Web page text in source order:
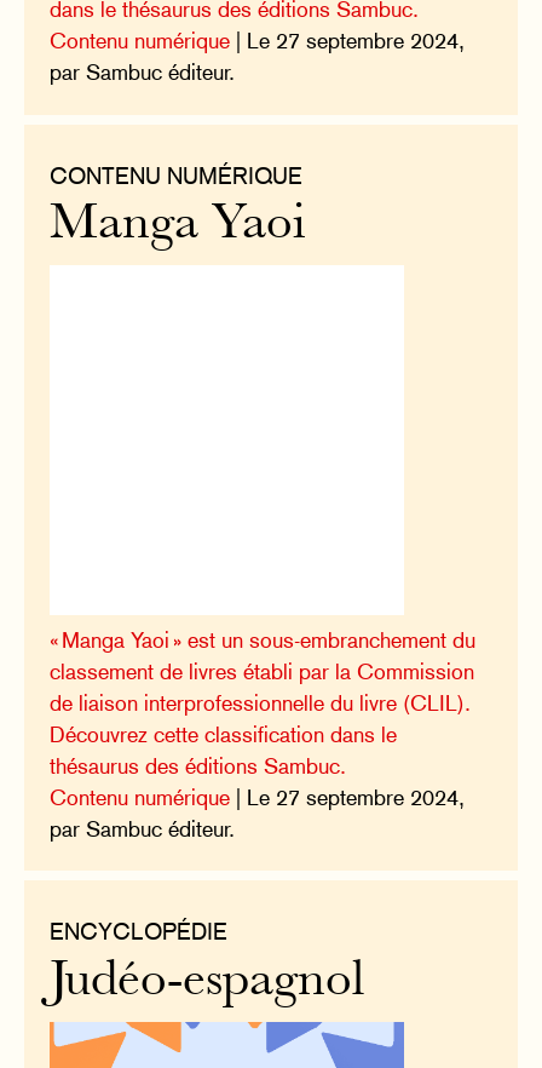
dans le thésaurus des éditions Sambuc.
Contenu numérique | Le 27 septembre 2024,
par Sambuc éditeur.
CONTENU NUMÉRIQUE
Manga Yaoi
« Manga Yaoi » est un sous-embranchement du
classement de livres établi par la Commission
de liaison interprofessionnelle du livre (CLIL).
Découvrez cette classification dans le
thésaurus des éditions Sambuc.
Contenu numérique | Le 27 septembre 2024,
par Sambuc éditeur.
ENCYCLOPÉDIE
Judéo-espagnol